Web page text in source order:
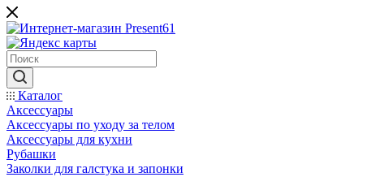
Каталог
Аксессуары
Аксессуары по уходу за телом
Аксессуары для кухни
Рубашки
Заколки для галстука и запонки